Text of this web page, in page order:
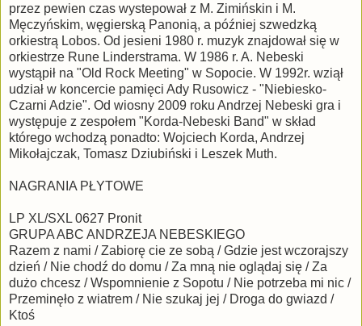
przez pewien czas wystepował z M. Zimińskin i M.
Męczyńskim, węgierską Panonią, a później szwedzką
orkiestrą Lobos. Od jesieni 1980 r. muzyk znajdował się w
orkiestrze Rune Linderstrama. W 1986 r. A. Nebeski
wystąpił na "Old Rock Meeting" w Sopocie. W 1992r. wziął
udział w koncercie pamięci Ady Rusowicz - "Niebiesko-
Czarni Adzie". Od wiosny 2009 roku Andrzej Nebeski gra i
występuje z zespołem "Korda-Nebeski Band" w skład
którego wchodzą ponadto: Wojciech Korda, Andrzej
Mikołajczak, Tomasz Dziubiński i Leszek Muth.
NAGRANIA PŁYTOWE
LP XL/SXL 0627 Pronit
GRUPA ABC ANDRZEJA NEBESKIEGO
Razem z nami / Zabiorę cie ze sobą / Gdzie jest wczorajszy
dzień / Nie chodź do domu / Za mną nie oglądaj się / Za
dużo chcesz / Wspomnienie z Sopotu / Nie potrzeba mi nic /
Przeminęło z wiatrem / Nie szukaj jej / Droga do gwiazd /
Ktoś